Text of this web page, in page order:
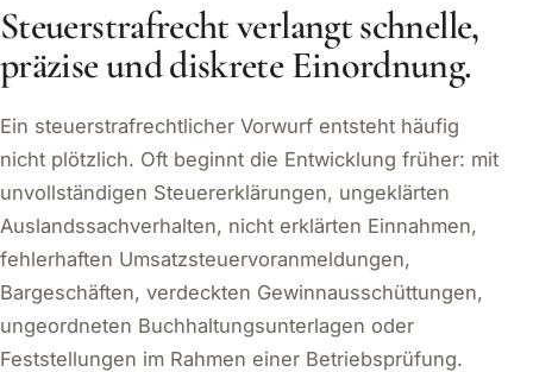
Steuerstrafrecht verlangt schnelle,
präzise und diskrete Einordnung.
Ein steuerstrafrechtlicher Vorwurf entsteht häufig
nicht plötzlich. Oft beginnt die Entwicklung früher: mit
unvollständigen Steuererklärungen, ungeklärten
Auslandssachverhalten, nicht erklärten Einnahmen,
fehlerhaften Umsatzsteuervoranmeldungen,
Bargeschäften, verdeckten Gewinnausschüttungen,
ungeordneten Buchhaltungsunterlagen oder
Feststellungen im Rahmen einer Betriebsprüfung.